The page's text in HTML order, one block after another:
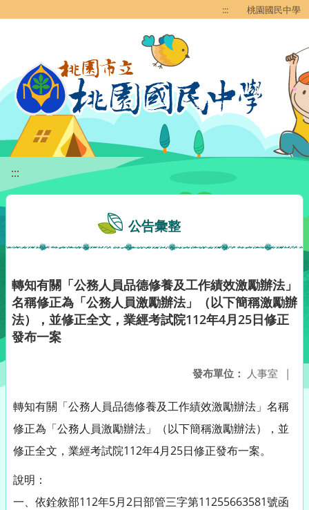
::: 桃園國民中學
:::
公告彙整
轉知有關「公務人員品德修養及工作績效激勵辦法」
名稱修正為「公務人員激勵辦法」（以下簡稱激勵辦
法），並修正全文，業經考試院112年4月25日修正
發布一案
發布單位： 人事室 |
轉知有關「公務人員品德修養及工作績效激勵辦法」名稱
修正為「公務人員激勵辦法」（以下簡稱激勵辦法），並
修正全文，業經考試院112年4月25日修正發布一案。
說明：
一、依銓敘部112年5月2日部管三字第11255663581號函